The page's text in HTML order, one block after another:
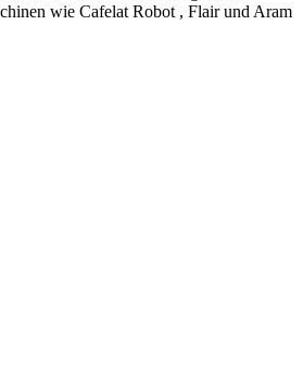
wie Cafelat Robot , Flair und Aram